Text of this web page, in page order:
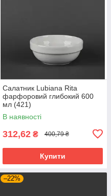
Салатник Lubiana Rita
фарфоровий глибокий 600
мл (421)
В наявності
312,62 ₴ 400,79 ₴
Купити
–22%